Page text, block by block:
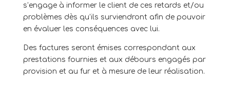
s’engage à informer le client de ces retards et/ou
problèmes dès qu’ils surviendront afin de pouvoir
en évaluer les conséquences avec lui.
Des factures seront émises correspondant aux
prestations fournies et aux débours engagés par
provision et au fur et à mesure de leur réalisation.